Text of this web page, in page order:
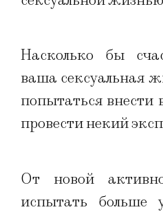
Насколько бы
ваша сексуальная
попытаться внести
провести некий
От новой
испытать больше